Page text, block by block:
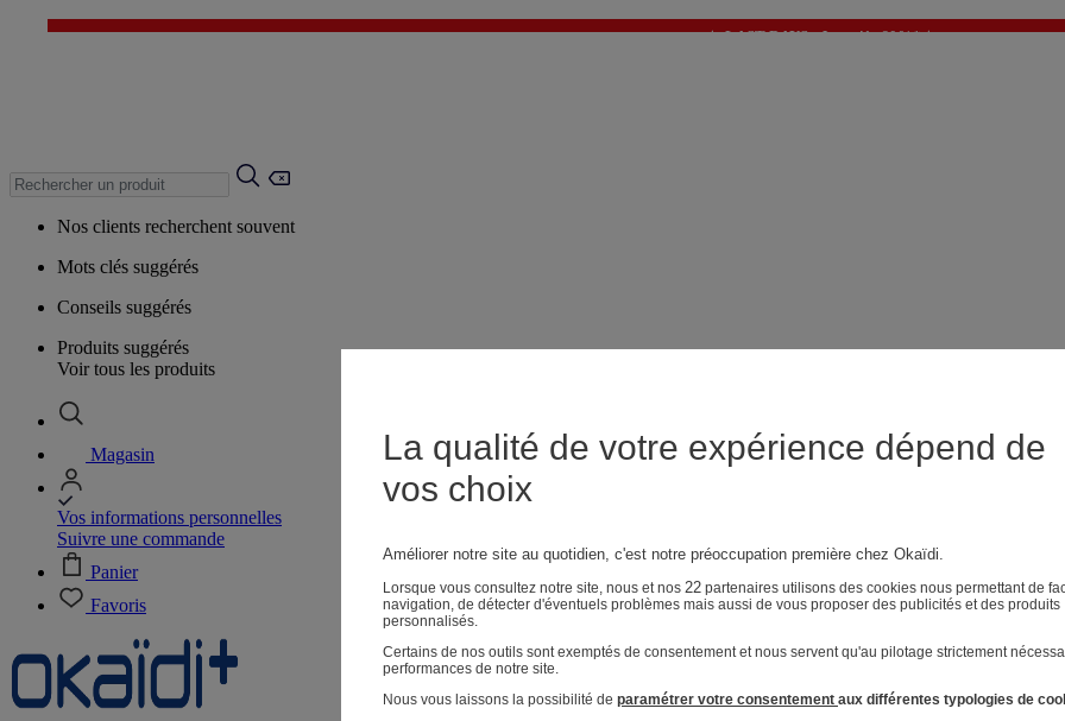
✨ LAST DAYS : Jusqu'à -60%* ✨
Nos clients recherchent souvent
Mots clés suggérés
Conseils suggérés
Produits suggérés
Voir tous les produits
Magasin
Vos informations personnelles
Suivre une commande
Panier
Favoris
La qualité de votre expérience dépend de
vos choix
Améliorer notre site au quotidien, c'est notre préoccupation première chez Okaïdi.
Lorsque vous consultez notre site, nous et nos 22 partenaires utilisons des cookies nous permettant de
navigation, de détecter d'éventuels problèmes mais aussi de vous proposer des publicités et des produits
personnalisés.
Certains de nos outils sont exemptés de consentement et nous servent qu'au pilotage strictement
performances de notre site.
Nous vous laissons la possibilité de paramétrer votre consentement aux différentes typologies de